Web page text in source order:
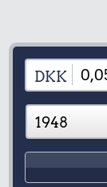
DKK